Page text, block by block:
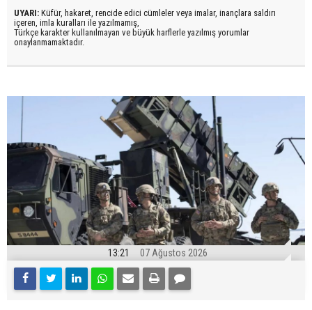
UYARI: Küfür, hakaret, rencide edici cümleler veya imalar, inançlara saldırı
içeren, imla kuralları ile yazılmamış,
Türkçe karakter kullanılmayan ve büyük harflerle yazılmış yorumlar
onaylanmamaktadır.
13:21 07 Ağustos 2026